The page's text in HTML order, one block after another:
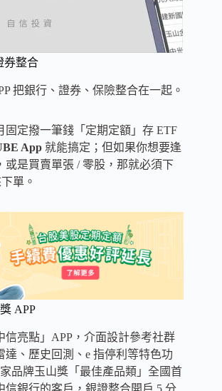
券整合
把銀行、證券、保險整合在一起。
固定撥一筆錢「定期定額」存 ETF
App 就能搞定；但如果你想要逢
或是買賣單張 / 零股，那就必須下
單。
APP
信亮點」APP，介面設計參考社群
達、歷史回測、e 指停利等特色功
品牌玉山獎「最佳產品類」全國首
信銀行的客戶，銀證整合開戶 5 分